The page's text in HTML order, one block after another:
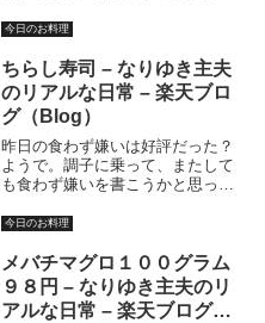
かった。何故なのか？それがいま
安でもあったのだが。ちょっとよ
くなったような気がしたので、５
日ぶ...
今日のお料理
ちらし寿司 – なりゆき主夫
のリアルな日常 – 楽天ブロ
グ（Blog）
昨日の食わず嫌いは好評だった？
ようで。調子に乗って、またして
も食わず嫌いを書こうかと思って
られないものはそれほどはない。
る。ま、どう考えたってそりゃ?
食べ物じゃないっていうもの、
（...
今日のお料理
メバチマグロ１００グラム
９８円 – なりゆき主夫のリ
アルな日常 – 楽天ブログ